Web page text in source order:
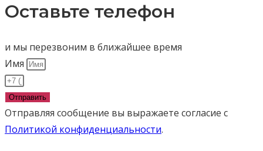
Оставьте телефон
и мы перезвоним в ближайшее время
Имя
Отправить
Отправляя сообщение вы выражаете согласие с
Политикой конфиденциальности.